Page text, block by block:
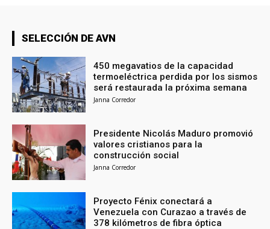
SELECCIÓN DE AVN
450 megavatios de la capacidad
termoeléctrica perdida por los sismos
será restaurada la próxima semana
Janna Corredor
Presidente Nicolás Maduro promovió
valores cristianos para la
construcción social
Janna Corredor
Proyecto Fénix conectará a
Venezuela con Curazao a través de
378 kilómetros de fibra óptica